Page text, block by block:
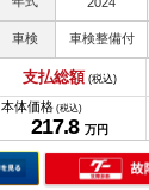
2024
車検 車検整備付
支払総額 (税込)
本体価格 (税込)
217.8 万円